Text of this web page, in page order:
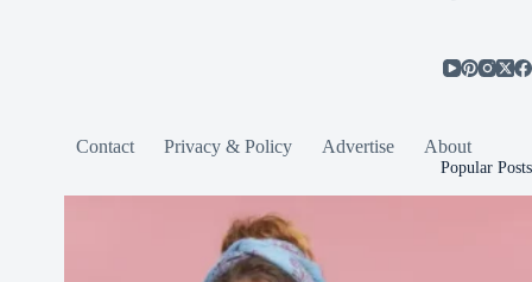
About
Advertise
Privacy & Policy
Contact
Popular Posts